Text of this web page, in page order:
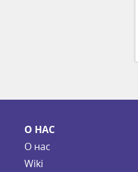
О НАС
О нас
Wiki